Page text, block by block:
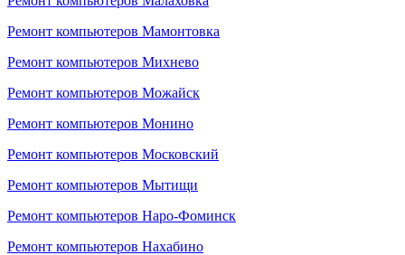
Ремонт компьютеров Мамонтовка
Ремонт компьютеров Михнево
Ремонт компьютеров Можайск
Ремонт компьютеров Монино
Ремонт компьютеров Московский
Ремонт компьютеров Мытищи
Ремонт компьютеров Наро-Фоминск
Ремонт компьютеров Нахабино